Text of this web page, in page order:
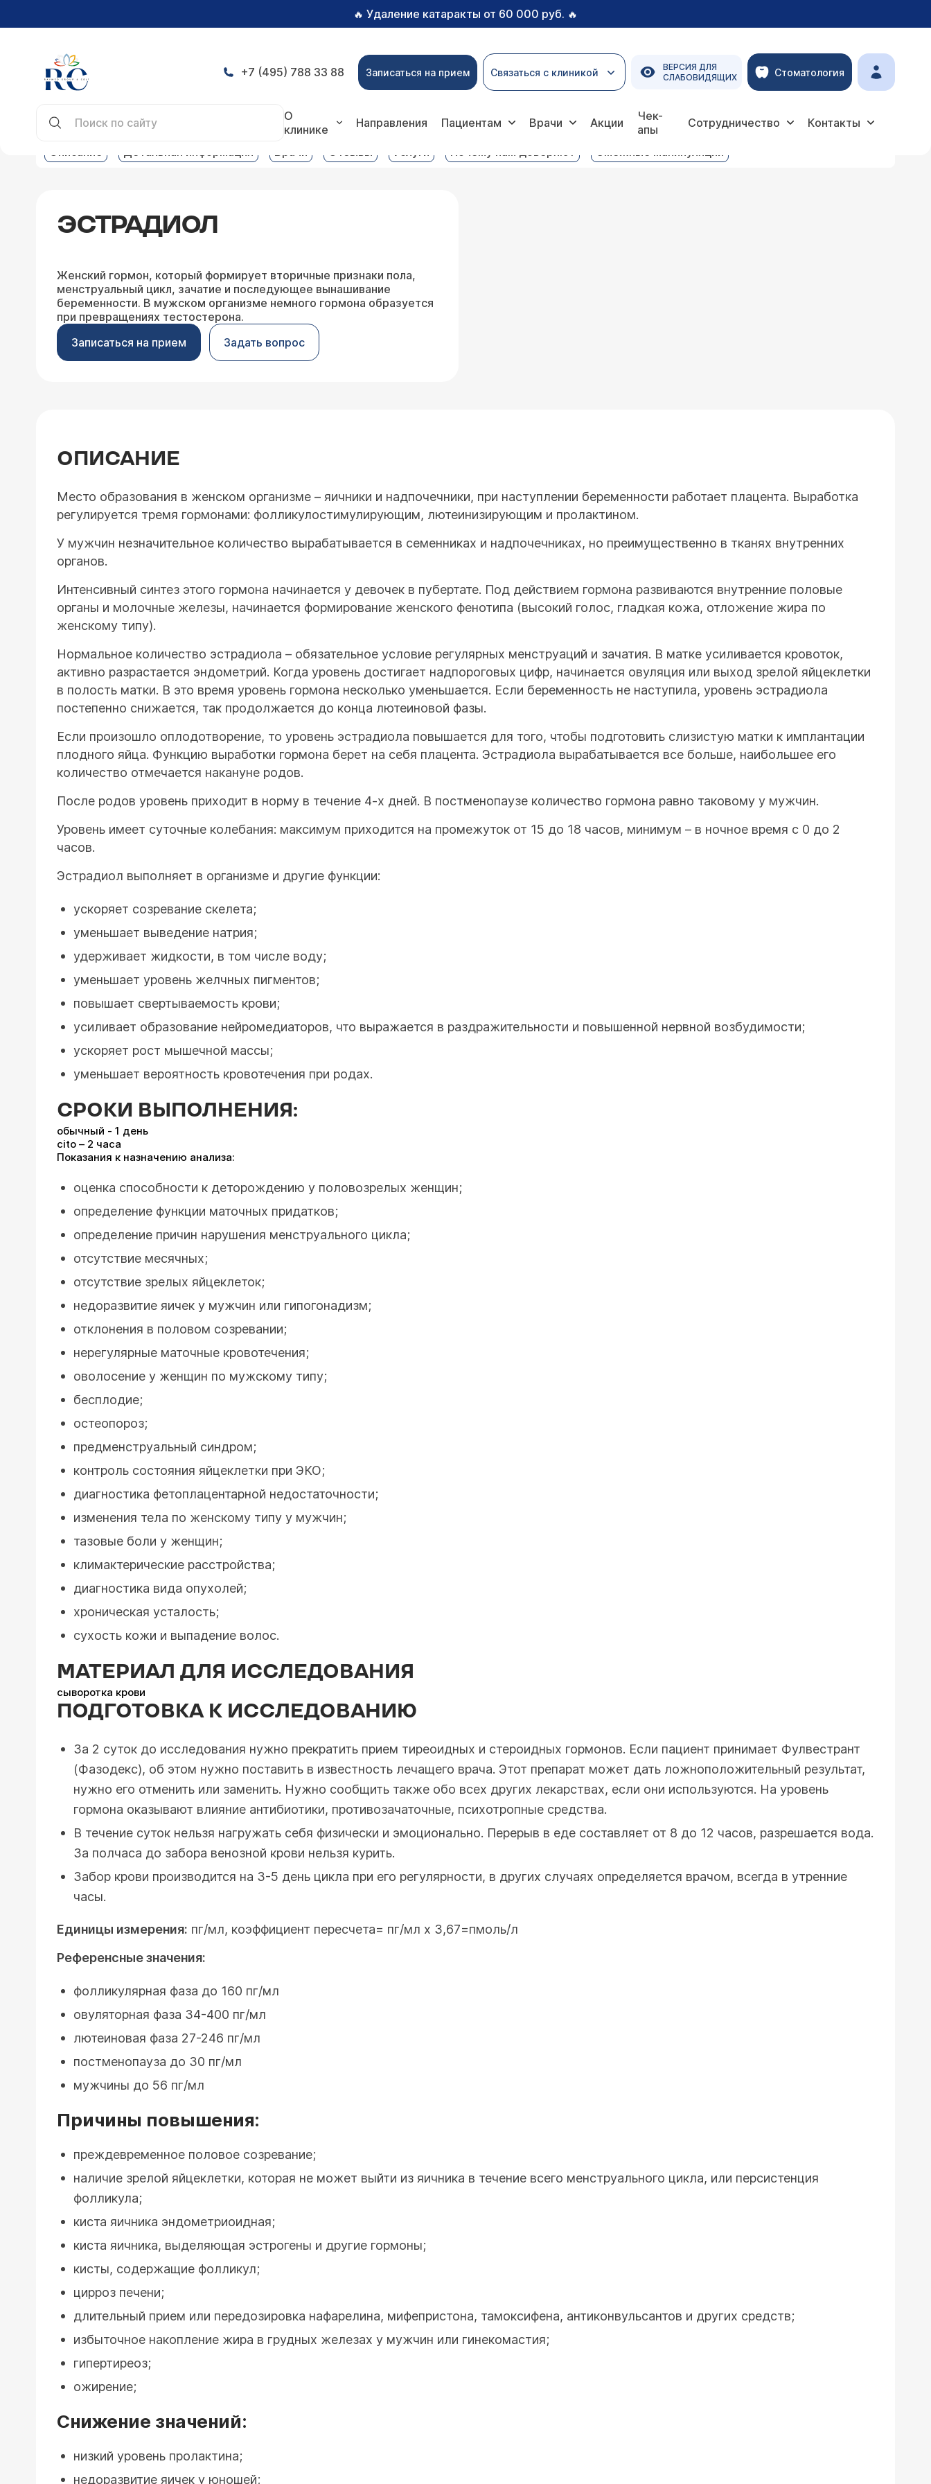
🔥 Удаление катаракты от 60 000 руб. 🔥
+7 (495) 788 33 88 Записаться на прием Связаться с клиникой
ВЕРСИЯ ДЛЯ
СЛАБОВИДЯЩИХ
Стоматология
О
клинике
Направления Пациентам Врачи Акции
Чек-
апы
Сотрудничество Контакты
Описание Детальная информация Врачи Отзывы Услуги Почему нам доверяют Смежные манипуляции
ЭСТРАДИОЛ
Женский гормон, который формирует вторичные признаки пола,
менструальный цикл, зачатие и последующее вынашивание
беременности. В мужском организме немного гормона образуется
при превращениях тестостерона.
Записаться на прием
Задать вопрос
ОПИСАНИЕ
Место образования в женском организме – яичники и надпочечники, при наступлении беременности работает плацента. Выработка
регулируется тремя гормонами: фолликулостимулирующим, лютеинизирующим и пролактином.
У мужчин незначительное количество вырабатывается в семенниках и надпочечниках, но преимущественно в тканях внутренних
органов.
Интенсивный синтез этого гормона начинается у девочек в пубертате. Под действием гормона развиваются внутренние половые
органы и молочные железы, начинается формирование женского фенотипа (высокий голос, гладкая кожа, отложение жира по
женскому типу).
Нормальное количество эстрадиола – обязательное условие регулярных менструаций и зачатия. В матке усиливается кровоток,
активно разрастается эндометрий. Когда уровень достигает надпороговых цифр, начинается овуляция или выход зрелой яйцеклетки
в полость матки. В это время уровень гормона несколько уменьшается. Если беременность не наступила, уровень эстрадиола
постепенно снижается, так продолжается до конца лютеиновой фазы.
Если произошло оплодотворение, то уровень эстрадиола повышается для того, чтобы подготовить слизистую матки к имплантации
плодного яйца. Функцию выработки гормона берет на себя плацента. Эстрадиола вырабатывается все больше, наибольшее его
количество отмечается накануне родов.
После родов уровень приходит в норму в течение 4-х дней. В постменопаузе количество гормона равно таковому у мужчин.
Уровень имеет суточные колебания: максимум приходится на промежуток от 15 до 18 часов, минимум – в ночное время с 0 до 2
часов.
Эстрадиол выполняет в организме и другие функции:
ускоряет созревание скелета;
уменьшает выведение натрия;
удерживает жидкости, в том числе воду;
уменьшает уровень желчных пигментов;
повышает свертываемость крови;
усиливает образование нейромедиаторов, что выражается в раздражительности и повышенной нервной возбудимости;
ускоряет рост мышечной массы;
уменьшает вероятность кровотечения при родах.
СРОКИ ВЫПОЛНЕНИЯ:
обычный - 1 день
cito – 2 часа
Показания к назначению анализа:
оценка способности к деторождению у половозрелых женщин;
определение функции маточных придатков;
определение причин нарушения менструального цикла;
отсутствие месячных;
отсутствие зрелых яйцеклеток;
недоразвитие яичек у мужчин или гипогонадизм;
отклонения в половом созревании;
нерегулярные маточные кровотечения;
оволосение у женщин по мужскому типу;
бесплодие;
остеопороз;
предменструальный синдром;
контроль состояния яйцеклетки при ЭКО;
диагностика фетоплацентарной недостаточности;
изменения тела по женскому типу у мужчин;
тазовые боли у женщин;
климактерические расстройства;
диагностика вида опухолей;
хроническая усталость;
сухость кожи и выпадение волос.
МАТЕРИАЛ ДЛЯ ИССЛЕДОВАНИЯ
сыворотка крови
ПОДГОТОВКА К ИССЛЕДОВАНИЮ
За 2 суток до исследования нужно прекратить прием тиреоидных и стероидных гормонов. Если пациент принимает Фулвестрант
(Фазодекс), об этом нужно поставить в известность лечащего врача. Этот препарат может дать ложноположительный результат,
нужно его отменить или заменить. Нужно сообщить также обо всех других лекарствах, если они используются. На уровень
гормона оказывают влияние антибиотики, противозачаточные, психотропные средства.
В течение суток нельзя нагружать себя физически и эмоционально. Перерыв в еде составляет от 8 до 12 часов, разрешается вода.
За полчаса до забора венозной крови нельзя курить.
Забор крови производится на 3-5 день цикла при его регулярности, в других случаях определяется врачом, всегда в утренние
часы.
Единицы измерения: пг/мл, коэффициент пересчета= пг/мл х 3,67=пмоль/л
Референсные значения:
фолликулярная фаза до 160 пг/мл
овуляторная фаза 34-400 пг/мл
лютеиновая фаза 27-246 пг/мл
постменопауза до 30 пг/мл
мужчины до 56 пг/мл
Причины повышения:
преждевременное половое созревание;
наличие зрелой яйцеклетки, которая не может выйти из яичника в течение всего менструального цикла, или персистенция
фолликула;
киста яичника эндометриоидная;
киста яичника, выделяющая эстрогены и другие гормоны;
кисты, содержащие фолликул;
цирроз печени;
длительный прием или передозировка нафарелина, мифепристона, тамоксифена, антиконвульсантов и других средств;
избыточное накопление жира в грудных железах у мужчин или гинекомастия;
гипертиреоз;
ожирение;
Снижение значений:
низкий уровень пролактина;
недоразвитие яичек у юношей;